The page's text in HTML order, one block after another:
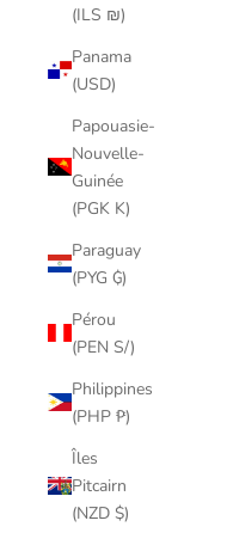
(ILS ₪)
Panama
(USD)
Papouasie-
Nouvelle-
Guinée
(PGK K)
Paraguay
(PYG ₲)
Pérou
(PEN S/)
Philippines
(PHP ₱)
Îles
Pitcairn
(NZD $)